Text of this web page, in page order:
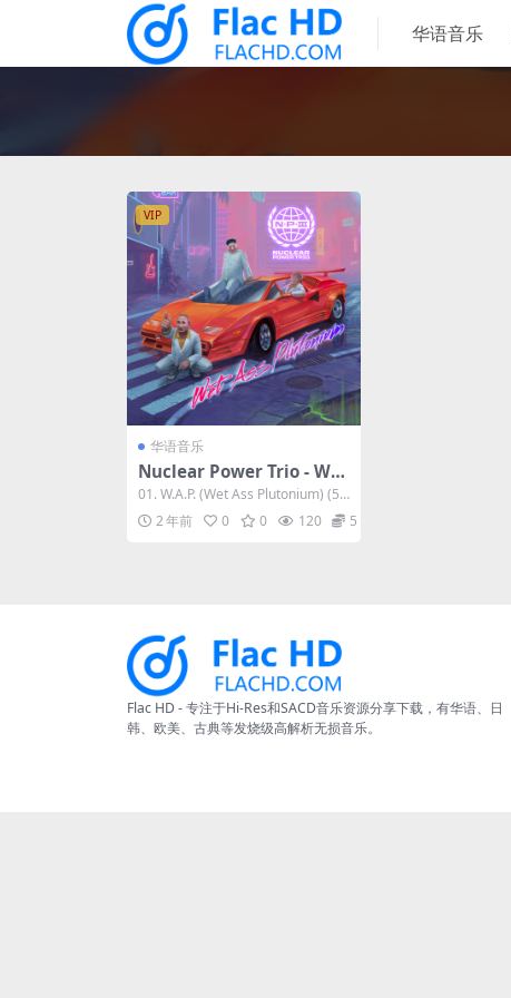
华语音乐
VIP
华语音乐
Nuclear Power Trio - Wet
Ass Plutonium 2023 [24B
it/48kHz] [Hi-Res Flac 50
1MB]
01. W.A.P. (Wet Ass Plutonium) (5:
05) 02...
2 年前 0 0 120 5
Flac HD - 专注于Hi-Res和SACD音乐资源分享下载，有华语、日
韩、欧美、古典等发烧级高解析无损音乐。